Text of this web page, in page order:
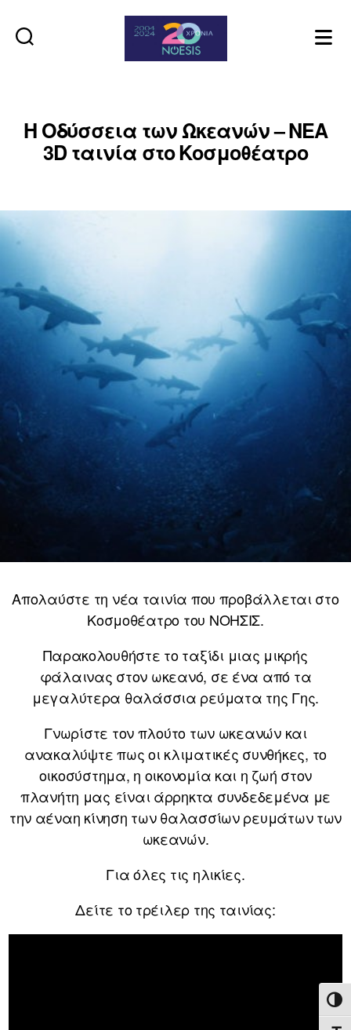
Η Οδύσσεια των Ωκεανών – ΝΕΑ
3D ταινία στο Κοσμοθέατρο
Απολαύστε τη νέα ταινία που προβάλλεται στο
Κοσμοθέατρο του ΝΟΗΣΙΣ.
Παρακολουθήστε το ταξίδι μιας μικρής
φάλαινας στον ωκεανό, σε ένα από τα
μεγαλύτερα θαλάσσια ρεύματα της Γης.
Γνωρίστε τον πλούτο των ωκεανών και
ανακαλύψτε πως οι κλιματικές συνθήκες, το
οικοσύστημα, η οικονομία και η ζωή στον
πλανήτη μας είναι άρρηκτα συνδεδεμένα με
την αέναη κίνηση των θαλασσίων ρευμάτων των
ωκεανών.
Για όλες τις ηλικίες.
Δείτε το τρέιλερ της ταινίας: